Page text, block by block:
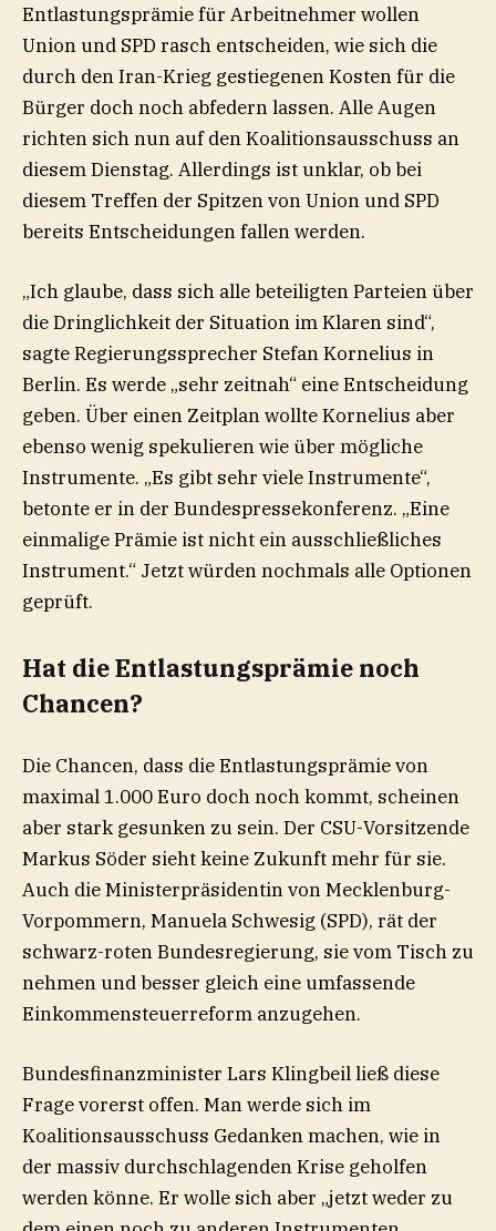
Entlastungsprämie für Arbeitnehmer wollen
Union und SPD rasch entscheiden, wie sich die
durch den Iran-Krieg gestiegenen Kosten für die
Bürger doch noch abfedern lassen. Alle Augen
richten sich nun auf den Koalitionsausschuss an
diesem Dienstag. Allerdings ist unklar, ob bei
diesem Treffen der Spitzen von Union und SPD
bereits Entscheidungen fallen werden.
„Ich glaube, dass sich alle beteiligten Parteien über
die Dringlichkeit der Situation im Klaren sind“,
sagte Regierungssprecher Stefan Kornelius in
Berlin. Es werde „sehr zeitnah“ eine Entscheidung
geben. Über einen Zeitplan wollte Kornelius aber
ebenso wenig spekulieren wie über mögliche
Instrumente. „Es gibt sehr viele Instrumente“,
betonte er in der Bundespressekonferenz. „Eine
einmalige Prämie ist nicht ein ausschließliches
Instrument.“ Jetzt würden nochmals alle Optionen
geprüft.
Hat die Entlastungsprämie noch
Chancen?
Die Chancen, dass die Entlastungsprämie von
maximal 1.000 Euro doch noch kommt, scheinen
aber stark gesunken zu sein. Der CSU-Vorsitzende
Markus Söder sieht keine Zukunft mehr für sie.
Auch die Ministerpräsidentin von Mecklenburg-
Vorpommern, Manuela Schwesig (SPD), rät der
schwarz-roten Bundesregierung, sie vom Tisch zu
nehmen und besser gleich eine umfassende
Einkommensteuerreform anzugehen.
Bundesfinanzminister Lars Klingbeil ließ diese
Frage vorerst offen. Man werde sich im
Koalitionsausschuss Gedanken machen, wie in
der massiv durchschlagenden Krise geholfen
werden könne. Er wolle sich aber „jetzt weder zu